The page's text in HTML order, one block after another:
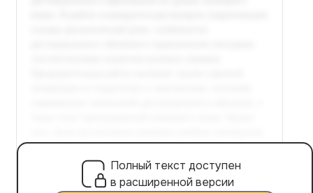
Полный текст доступен
в расширенной версии